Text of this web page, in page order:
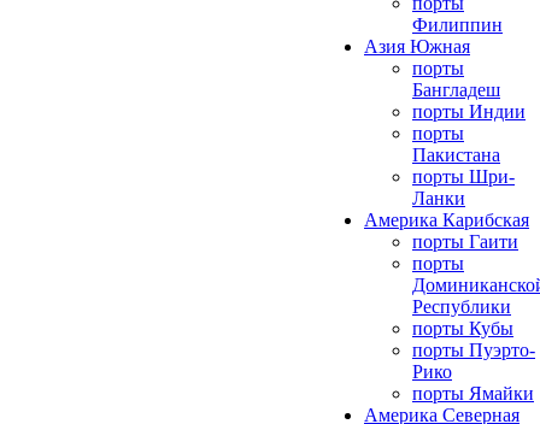
Филиппин
Азия Южная
порты
Бангладеш
порты Индии
порты
Пакистана
порты Шри-
Ланки
Америка Карибская
порты Гаити
порты
Республики
порты Кубы
порты Пуэрто-
Рико
порты Ямайки
Америка Северная